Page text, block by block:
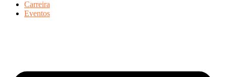
Carreira
Eventos